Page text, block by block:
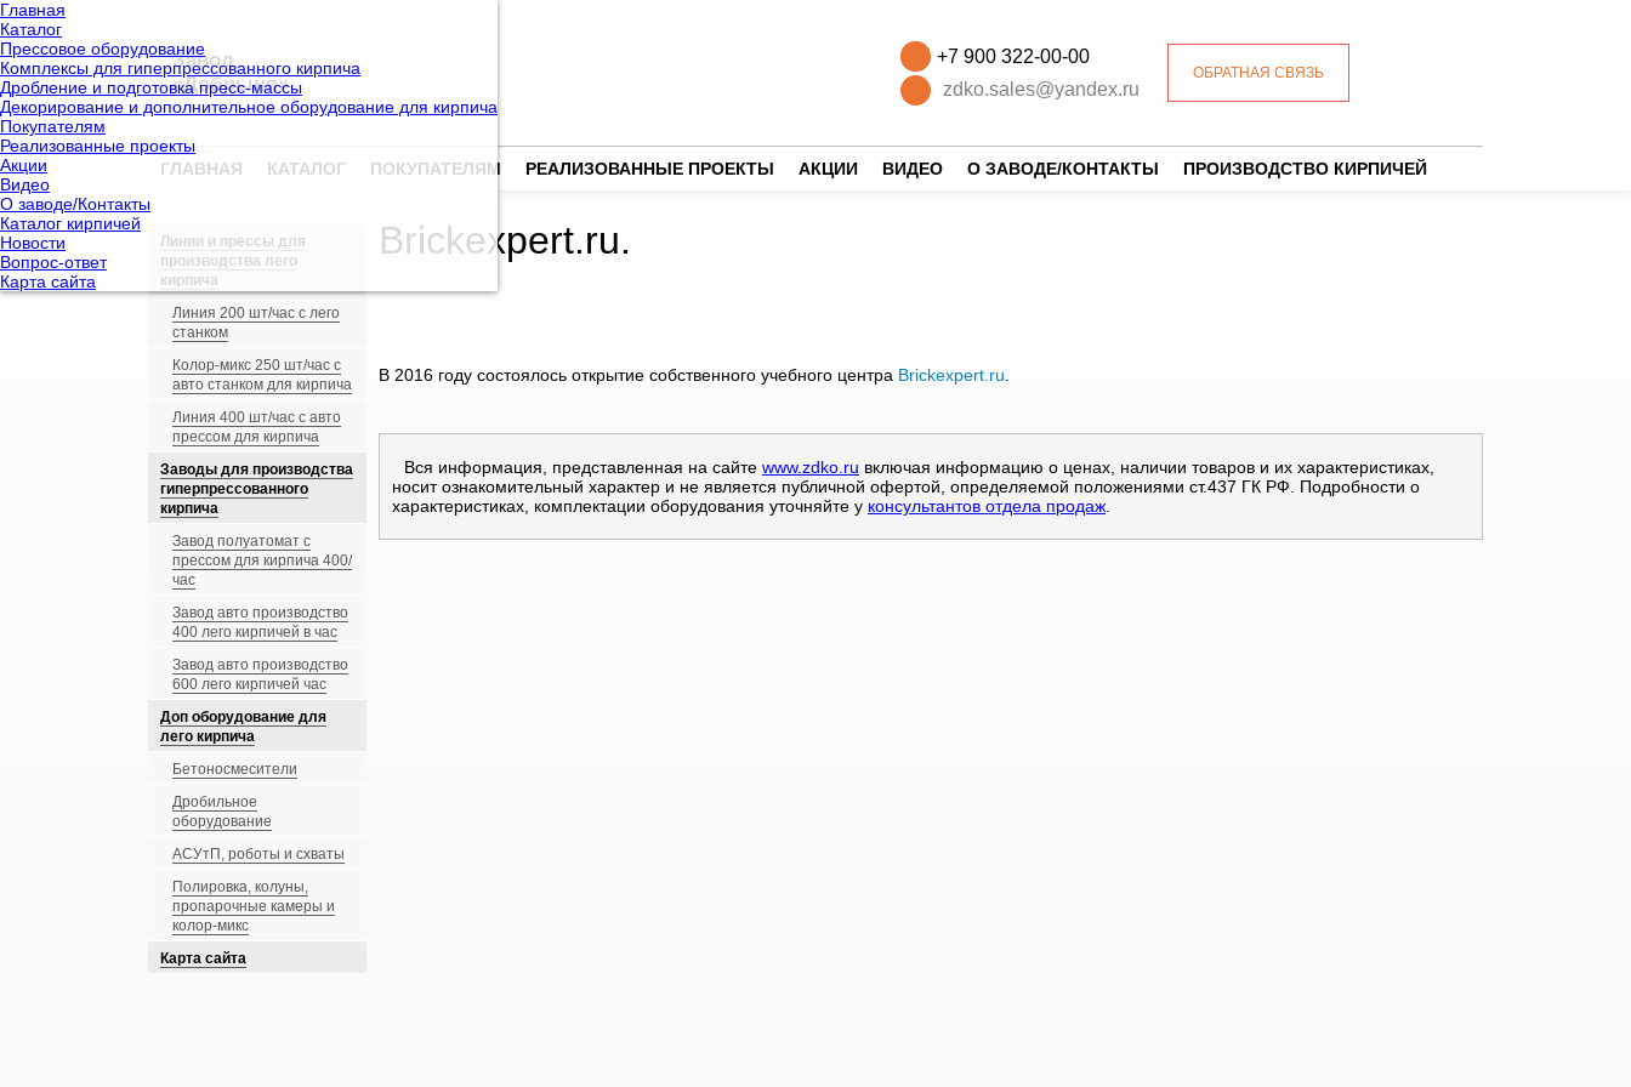
Главная
Каталог
Прессовое оборудование
Комплексы для гиперпрессованного кирпича
Дробление и подготовка пресс-массы
Декорирование и дополнительное оборудование для кирпича
Покупателям
Реализованные проекты
Акции
Видео
О заводе/Контакты
Каталог кирпичей
Новости
Вопрос-ответ
Карта сайта
Завод
«Добрыня»
+7 900 322-00-00
zdko.sales@yandex.ru
ОБРАТНАЯ СВЯЗЬ
ГЛАВНАЯ КАТАЛОГ ПОКУПАТЕЛЯМ РЕАЛИЗОВАННЫЕ ПРОЕКТЫ АКЦИИ ВИДЕО О ЗАВОДЕ/КОНТАКТЫ ПРОИЗВОДСТВО КИРПИЧЕЙ
Линии и прессы для
производства лего
кирпича
Линия 200 шт/час с лего
станком
Колор-микс 250 шт/час с
авто станком для кирпича
Линия 400 шт/час с авто
прессом для кирпича
Заводы для производства
гиперпрессованного
кирпича
Завод полуатомат с
прессом для кирпича 400/
час
Завод авто производство
400 лего кирпичей в час
Завод авто производство
600 лего кирпичей час
Доп оборудование для
лего кирпича
Бетоносмесители
Дробильное
оборудование
АСУтП, роботы и схваты
Полировка, колуны,
пропарочные камеры и
колор-микс
Карта сайта
Brickexpert.ru.
В 2016 году состоялось открытие собственного учебного центра Brickexpert.ru
Вся информация, представленная на сайте www.zdko.ru включая информацию о ценах, наличии товаров и их характеристиках,
носит ознакомительный характер и не является публичной офертой, определяемой положениями ст.437 ГК РФ. Подробности о
характеристиках, комплектации оборудования уточняйте у консультантов отдела продаж